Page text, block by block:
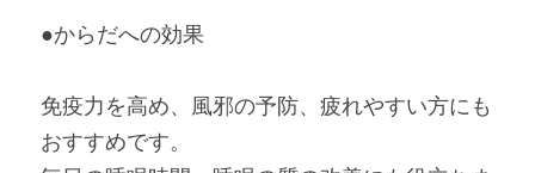
●からだへの効果
免疫力を高め、風邪の予防、疲れやすい方にも
おすすめです。